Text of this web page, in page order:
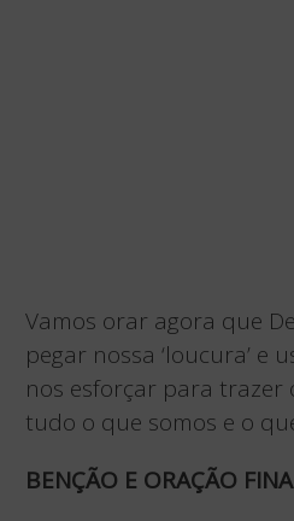
Vamos orar agora que
pegar nossa ‘loucura’ e
nos esforçar para trazer
tudo o que somos e o
BENÇÃO E ORAÇÃO